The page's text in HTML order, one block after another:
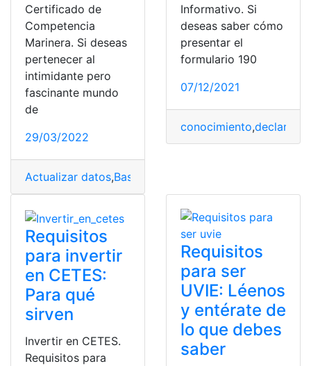
Certificado de
Competencia
Marinera. Si deseas
pertenecer al
intimidante pero
fascinante mundo
de
29/03/2022
Actualizar datos,Base de datos
Informativo. Si
deseas saber cómo
presentar el
formulario 190
07/12/2021
conocimiento,
Requisitos
para invertir
en CETES:
Para qué
sirven
Invertir en CETES.
Requisitos para
Requisitos
para ser
UVIE: Léenos
y entérate de
lo que debes
saber